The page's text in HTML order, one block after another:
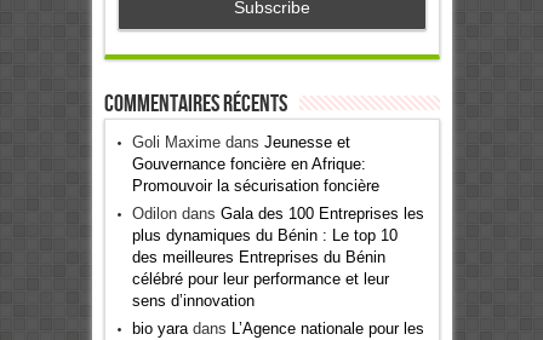
Commentaires récents
Goli Maximedans Jeunesse et
Gouvernance foncière en Afrique:
Promouvoir la sécurisation foncière
Odilondans Gala des 100 Entreprises les
plus dynamiques du Bénin : Le top 10
des meilleures Entreprises du Bénin
célébré pour leur performance et leur
sens d’innovation
bio yaradans L’Agence nationale pour les